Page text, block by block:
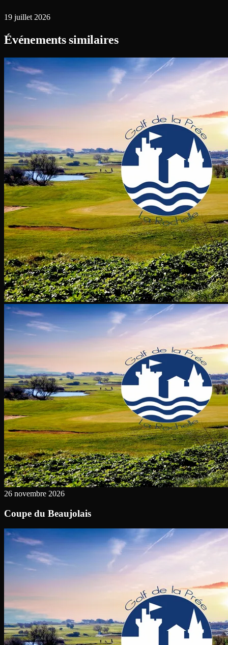
19 juillet 2026
Événements similaires
26 novembre 2026
Coupe du Beaujolais